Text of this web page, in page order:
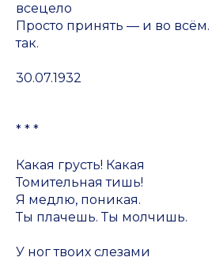
всецело
Просто принять — и во
так.
30.07.1932
* * *
Какая грусть! Какая
Томительная тишь!
Я медлю, поникая.
Ты плачешь. Ты молчишь.
У ног твоих слезами